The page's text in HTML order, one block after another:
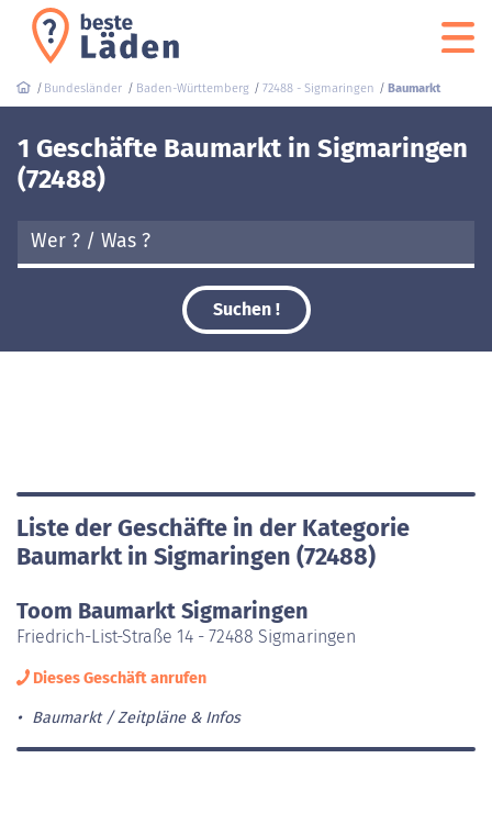
Bundesländer Baden-Württemberg 72488 - Sigmaringen Baumarkt
1 Geschäfte Baumarkt in Sigmaringen
(72488)
Suchen !
Liste der Geschäfte in der Kategorie
Baumarkt in Sigmaringen (72488)
Toom Baumarkt Sigmaringen
Friedrich-List-Straße 14 - 72488 Sigmaringen
Dieses Geschäft anrufen
Baumarkt Zeitpläne & Infos